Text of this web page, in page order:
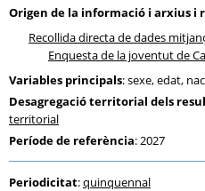
Origen de la informació i arxius i
Recollida directa de dades
Enquesta de la joventut de
Variables principals: sexe, edat,
Desagregació territorial dels
territorial
Període de referència: 2027
Periodicitat:quinquennal